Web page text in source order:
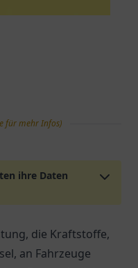
für mehr Infos)
ihre Daten
die Kraftstoffe,
an Fahrzeuge